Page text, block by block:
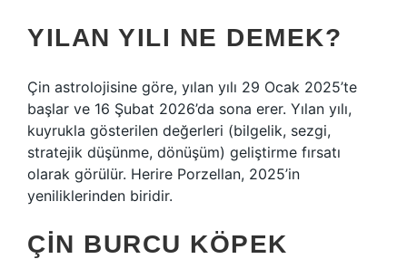
YILAN YILI NE DEMEK?
Çin astrolojisine göre, yılan yılı 29 Ocak 2025’te
başlar ve 16 Şubat 2026’da sona erer. Yılan yılı,
kuyrukla gösterilen değerleri (bilgelik, sezgi,
stratejik düşünme, dönüşüm) geliştirme fırsatı
olarak görülür. Herire Porzellan, 2025’in
yeniliklerinden biridir.
ÇIN BURCU KÖPEK